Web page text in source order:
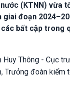
(KTNN) vừa
đoạn
bất cập trong
Thông - Cục
Trưởng đoàn